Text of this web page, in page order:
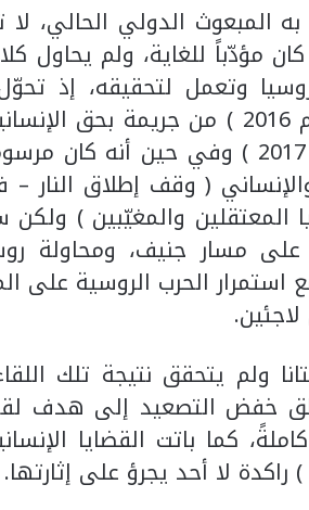
به المبعوث الدولي الحالي،
وتعمل لتحقيقه، إذ
الشرقية وتهجير أهلها ( نهاية العام 2016 )
لمسار تفاوضي ( أستانا مطلع العام 2017 )
( وقف إطلاق النار
المعتقلين والمغيّبين )
مسار جنيف، ومحاولة
الحرب الروسية على
ولم يتحقق نتيجة تلك
خفض التصعيد إلى هدف
كما باتت القضايا